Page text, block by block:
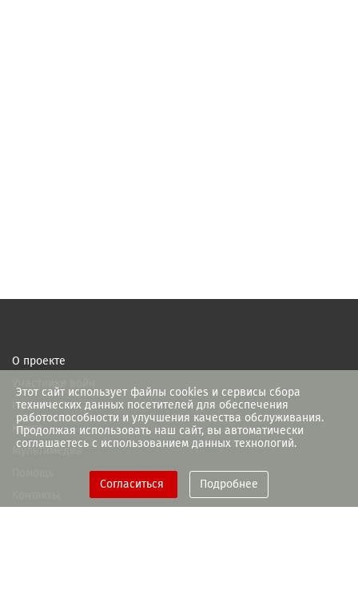
Этот сайт использует файлы cookies и сервисы сбора
технических данных посетителей для обеспечения
работоспособности и улучшения качества обслуживания.
Продолжая использовать наш сайт, вы автоматически
соглашаетесь с использованием данных технологий.
Согласиться Подробнее
О проекте
Новости
Книги
Мультимедиа